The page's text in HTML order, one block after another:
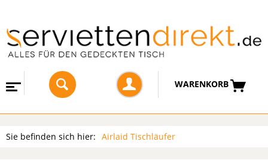
WARENKORB
Sie befinden sich hier: Airlaid Tischläufer